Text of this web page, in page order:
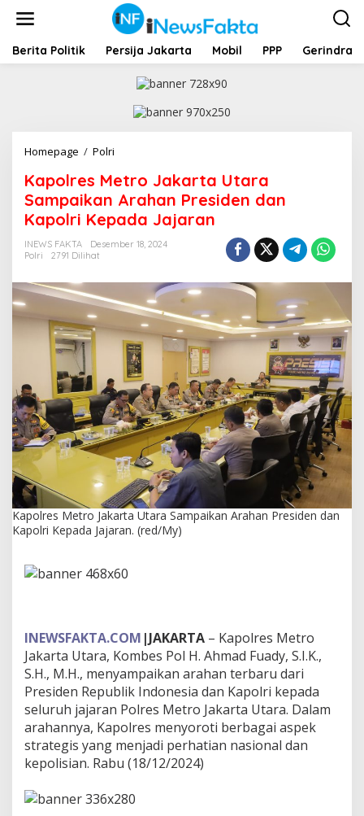
t
Berita Politik Persija Jakarta Mobil PPP Gerindra
Homepage / Polri
p
r
e
e
t
r
J
r
t
a
U
t
a
a
S
a
a
n
A
r
a
h
a
n
P
r
e
i
Kapolres Metro Jakarta Utara
Sampaikan Arahan Presiden dan
Kapolri Kepada Jajaran
INEWS FAKTA
Desember 18, 2024
Polri
2791 Dilihat
Kapolres Metro Jakarta Utara Sampaikan Arahan Presiden dan
Kapolri Kepada Jajaran. (red/My)
INEWSFAKTA.COM |JAKARTA – Kapolres Metro
Jakarta Utara, Kombes Pol H. Ahmad Fuady, S.I.K.,
S.H., M.H., menyampaikan arahan terbaru dari
Presiden Republik Indonesia dan Kapolri kepada
seluruh jajaran Polres Metro Jakarta Utara. Dalam
arahannya, Kapolres menyoroti berbagai aspek
strategis yang menjadi perhatian nasional dan
kepolisian. Rabu (18/12/2024)